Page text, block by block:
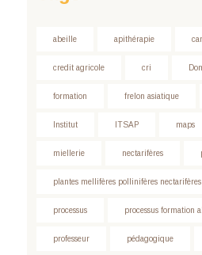
abeille apithérapie
credit agricole cri
formation frelon asiatique
Institut ITSAP maps
miellerie nectarifères
plantes mellifères pollinifères nectarifères
processus processus formation
professeur pédagogique